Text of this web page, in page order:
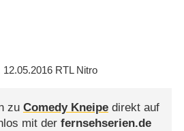
12.05.2016 RTL Nitro
zu Comedy Kneipedirekt auf
mit der fernsehserien.de